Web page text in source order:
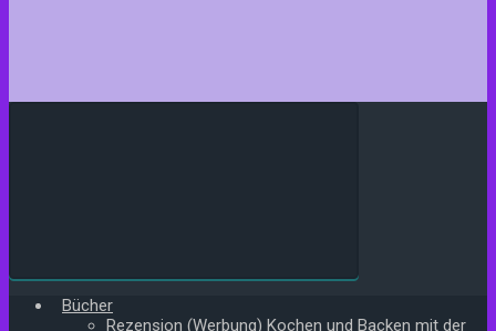
Bücher
Rezension (Werbung) Kochen und Backen mit der